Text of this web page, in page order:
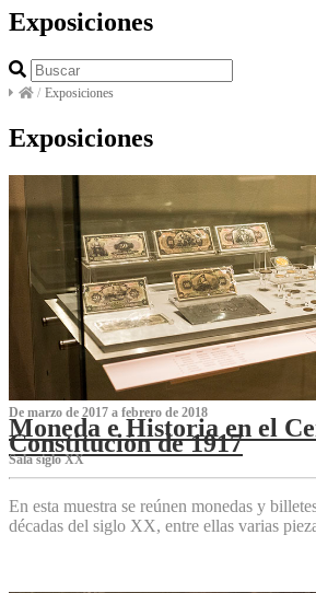
Exposiciones
/ Exposiciones
Exposiciones
De marzo de 2017 a febrero de 2018
Moneda e Historia en el
Constitución de 1917
Sala siglo XX
En esta muestra se reúnen monedas y
décadas del siglo XX, entre ellas varias